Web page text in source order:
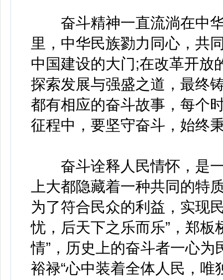
奋斗精神一直流淌在中华
里，中华民族勠力同心，共
中国建设的大门;在改革开放
探索发展与强盛之道，最终
都有相应的奋斗故事，每个
征程中，要坚守奋斗，始终
奋斗诠释人民情怀，是一
上大都隐藏着一种共同的特
为了符合民众的利益，实现
忧，后天下之乐而乐”，郑板
情”，历史上的奋斗者一心
裕禄“心中装着全体人民，唯